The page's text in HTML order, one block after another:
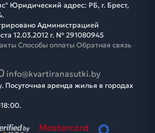
Юридический адрес: РБ, г. Брест,
Администрацией
12.03.2012 г. № 291080945
Способы оплаты Обратная связь
info@kvartiranasutki.by
аренда жилья в городах